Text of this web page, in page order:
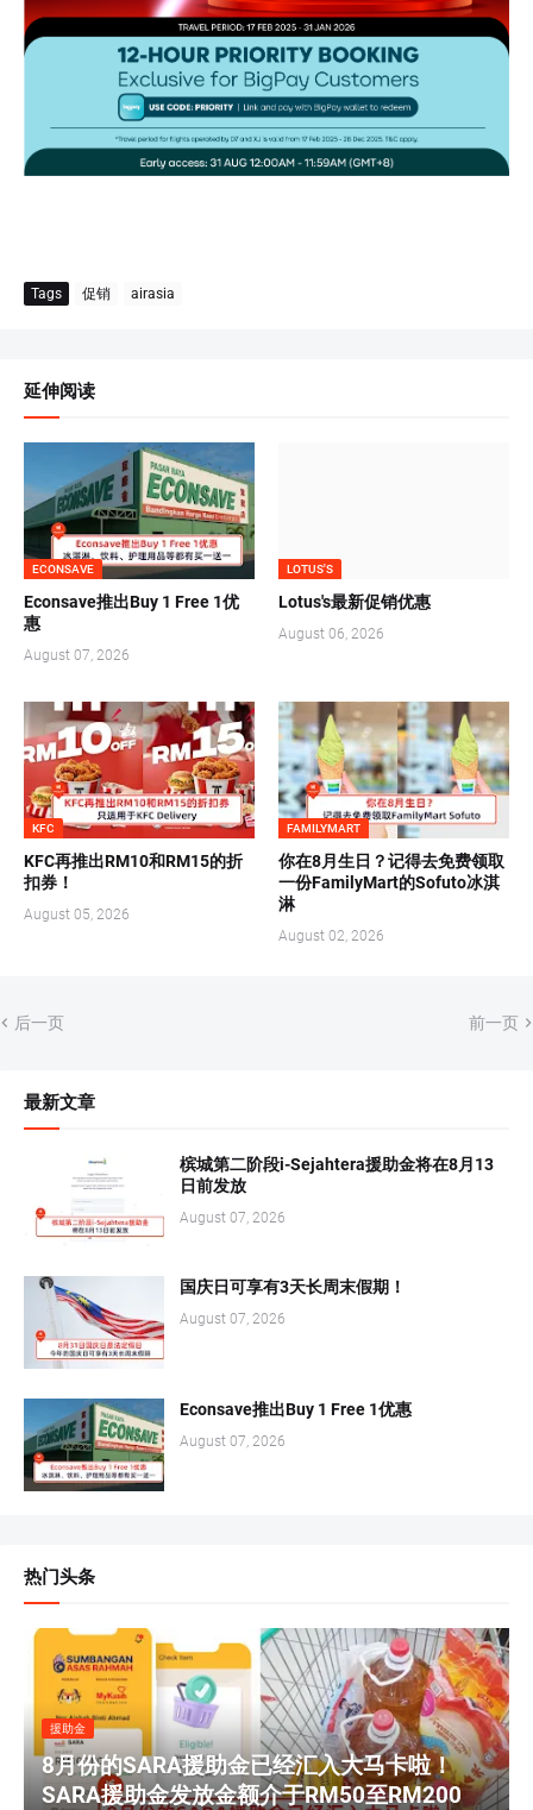
Tags 促销 airasia
延伸阅读
ECONSAVE
Econsave推出Buy 1 Free 1优
惠
August 07, 2026
LOTUS'S
Lotus's最新促销优惠
August 06, 2026
KFC
KFC再推出RM10和RM15的折
扣券！
August 05, 2026
FAMILYMART
你在8月生日？记得去免费领取
一份FamilyMart的Sofuto冰淇
淋
August 02, 2026
后一页 前一页
最新文章
槟城第二阶段i-Sejahtera援助金将在8月13
日前发放
August 07, 2026
国庆日可享有3天长周末假期！
August 07, 2026
Econsave推出Buy 1 Free 1优惠
August 07, 2026
热门头条
援助金
8月份的SARA援助金已经汇入大马卡啦！
SARA援助金发放金额介于RM50至RM200